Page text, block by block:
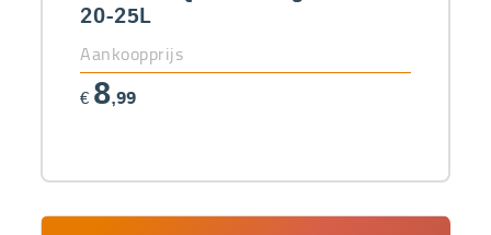
20-25L
Aankoopprijs
€ 8,99